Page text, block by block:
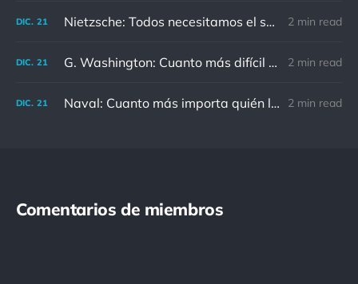
DIC. 21 Nietzsche: Todos necesitamos el sentido de culpa, pero nadie necesita sentirse culpable. 2 min read
DIC. 21 G. Washington: Cuanto más difícil es el conflicto, mayor es el triunfo. 2 min read
DIC. 21 Naval: Cuanto más importa quién lo ha dicho, menos importa en realidad 2 min read
Comentarios de miembros